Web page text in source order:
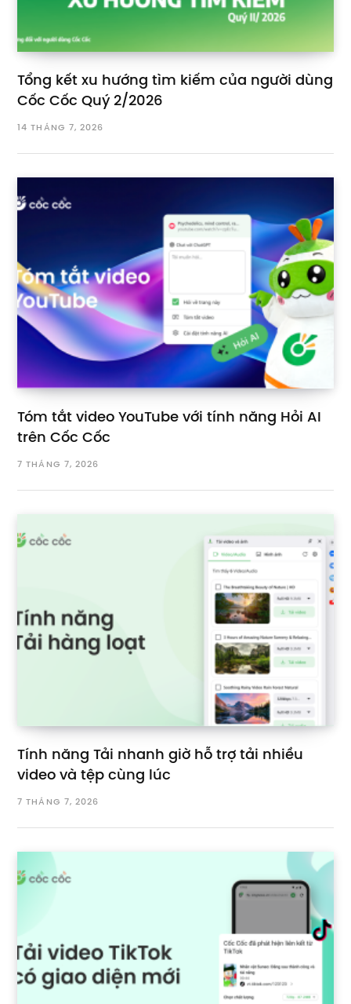
Tổng kết xu hướng tìm kiếm của người dùng
Cốc Cốc Quý 2/2026
14 THÁNG 7, 2026
Tóm tắt video YouTube với tính năng Hỏi AI
trên Cốc Cốc
7 THÁNG 7, 2026
Tính năng Tải nhanh giờ hỗ trợ tải nhiều
video và tệp cùng lúc
7 THÁNG 7, 2026